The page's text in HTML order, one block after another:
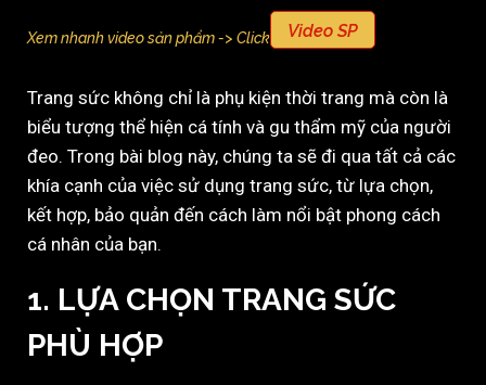
Xem nhanh video sản phẩm -> Click Video SP
Trang sức không chỉ là phụ kiện thời trang mà còn là
biểu tượng thể hiện cá tính và gu thẩm mỹ của người
đeo. Trong bài blog này, chúng ta sẽ đi qua tất cả các
khía cạnh của việc sử dụng trang sức, từ lựa chọn,
kết hợp, bảo quản đến cách làm nổi bật phong cách
cá nhân của bạn.
1. LỰA CHỌN TRANG SỨC
PHÙ HỢP